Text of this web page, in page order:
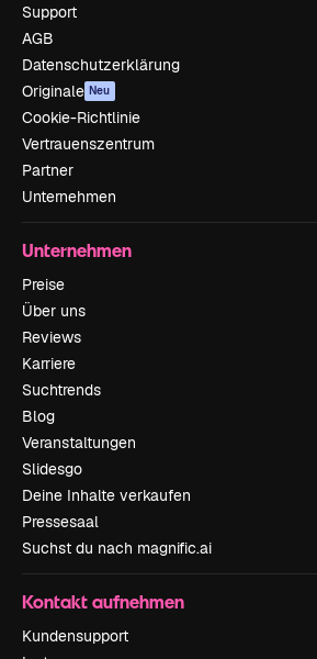
Support
AGB
Datenschutzerklärung
Originale Neu
Cookie-Richtlinie
Vertrauenszentrum
Partner
Unternehmen
Unternehmen
Preise
Über uns
Reviews
Karriere
Suchtrends
Blog
Veranstaltungen
Slidesgo
Deine Inhalte verkaufen
Pressesaal
Suchst du nach magnific.ai
Kontakt aufnehmen
Kundensupport